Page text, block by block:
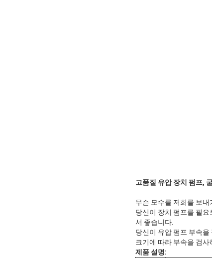
고품질 유압 장치 펌프,
무슨 모수를 저희를 보
당신이 장치 펌프를 필
서 좋습니다.
당신이 유압 펌프 부속
크기에 따라 부속을 검
제품 설명: